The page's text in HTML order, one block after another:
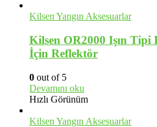
Kilsen Yangın Aksesuarlar
Kilsen OR2000 Işın Tipi
İçin Reflektör
0 out of 5
Devamını oku
Hızlı Görünüm
Kilsen Yangın Aksesuarlar